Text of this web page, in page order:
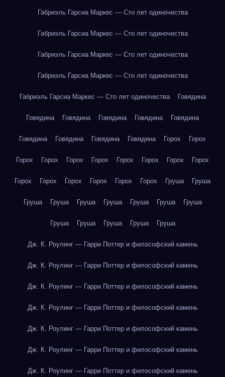
Габриэль Гарсиа Маркес — Сто лет одиночества
Габриэль Гарсиа Маркес — Сто лет одиночества
Габриэль Гарсиа Маркес — Сто лет одиночества
Габриэль Гарсиа Маркес — Сто лет одиночества
Габриэль Гарсиа Маркес — Сто лет одиночества Говядина
Говядина Говядина Говядина Говядина Говядина
Говядина Говядина Говядина Говядина Горох Горох
Горох Горох Горох Горох Горох Горох Горох Горох
Горох Горох Горох Горох Горох Горох Груша Груша
Груша Груша Груша Груша Груша Груша Груша
Груша Груша Груша Груша Груша
Дж. К. Роулинг — Гарри Поттер и философский камень
Дж. К. Роулинг — Гарри Поттер и философский камень
Дж. К. Роулинг — Гарри Поттер и философский камень
Дж. К. Роулинг — Гарри Поттер и философский камень
Дж. К. Роулинг — Гарри Поттер и философский камень
Дж. К. Роулинг — Гарри Поттер и философский камень
Дж. К. Роулинг — Гарри Поттер и философский камень